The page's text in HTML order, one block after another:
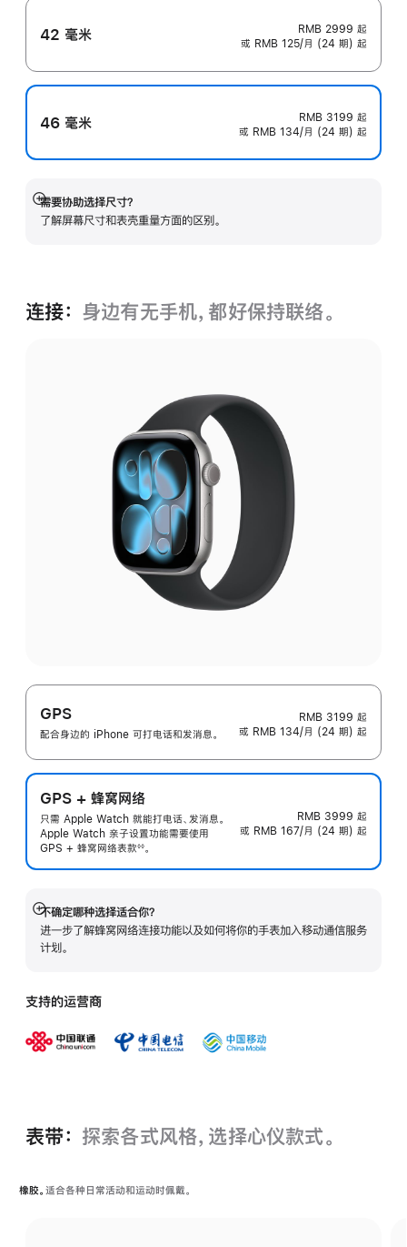
42 毫米 RMB 2999 起
或 RMB 125/月 (24 期) 起
46 毫米 RMB 3199 起
或 RMB 134/月 (24 期) 起
需要协助选择尺寸？
了解屏幕尺寸和表壳重量方面的区别。
展
开
连接： 身边有无手机，都好保持联络。
GPS
配合身边的 iPhone 可打电话和发消息。
RMB 3199 起
或 RMB 134/月 (24 期) 起
GPS + 蜂窝网络
只需 Apple Watch 就能打电话、发消息。
Apple Watch 亲子设置功能需要使用
GPS + 蜂窝网络表款◊◊。
RMB 3999 起
或 RMB 167/月 (24 期) 起
不确定哪种选择适合你？
进一步了解蜂窝网络连接功能以及如何将你的手表加入移动通信服务
计划。
展
开
支持的运营商
表带： 探索各式风格，选择心仪款式。
橡胶。 适合各种日常活动和运动时佩戴。